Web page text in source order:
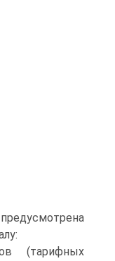
(тарифных